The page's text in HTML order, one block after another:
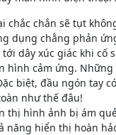
chắc chắn sẽ tụt
dụng chẳng phản
dây xúc giác khi
hình cảm ứng.
biệt, đầu ngón tay
như thế đâu!
thị hình ảnh bị ám
năng hiển thị hoàn